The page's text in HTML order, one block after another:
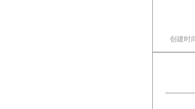
创建时